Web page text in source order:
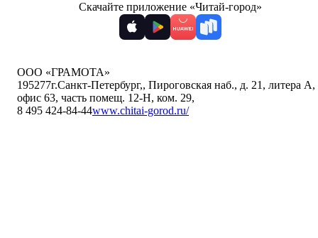
Скачайте приложение «Читай-город»
ООО «ГРАМОТА»
195277г.Санкт-Петербург,, Пироговская наб., д. 21, литера А,
офис 63, часть помещ. 12-Н, ком. 29,
8 495 424-84-44www.chitai-gorod.ru/